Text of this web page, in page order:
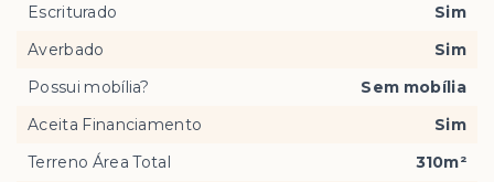
Escriturado
Sim
Averbado
Sim
Possui mobília?
Sem mobília
Aceita Financiamento
Sim
Terreno Área Total
310m²